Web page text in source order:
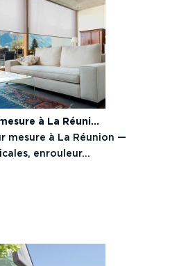
à La Réuni...
mesure à La Réunion —
enrouleur...